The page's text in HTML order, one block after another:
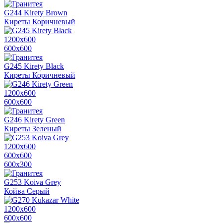
G244 Kirety Brown
Киреты Коричневый
1200х600
600х600
G245 Kirety Black
Киреты Коричневый
1200х600
600х600
G246 Kirety Green
Киреты Зеленый
1200х600
600х600
600x300
G253 Koiva Grey
Койва Серый
1200х600
600х600